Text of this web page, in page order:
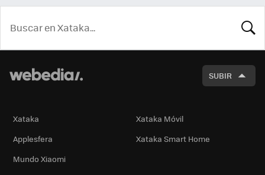
SUBIR
Xataka
Xataka Móvil
Applesfera
Xataka Smart Home
Mundo Xiaomi